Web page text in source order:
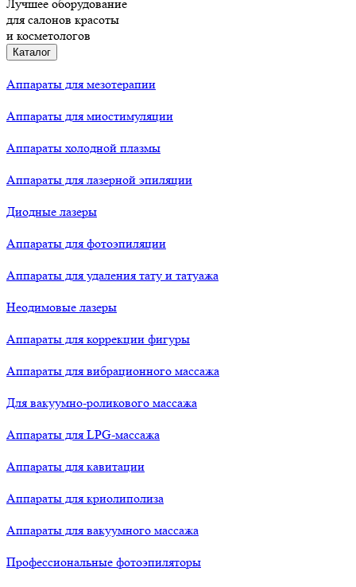
Лучшее оборудование
для салонов красоты
и косметологов
Каталог
Аппараты для мезотерапии
Аппараты для миостимуляции
Аппараты холодной плазмы
Аппараты для лазерной эпиляции
Диодные лазеры
Аппараты для фотоэпиляции
Аппараты для удаления тату и татуажа
Неодимовые лазеры
Аппараты для коррекции фигуры
Аппараты для вибрационного массажа
Для вакуумно-роликового массажа
Аппараты для LPG-массажа
Аппараты для кавитации
Аппараты для криолиполиза
Аппараты для вакуумного массажа
Профессиональные фотоэпиляторы